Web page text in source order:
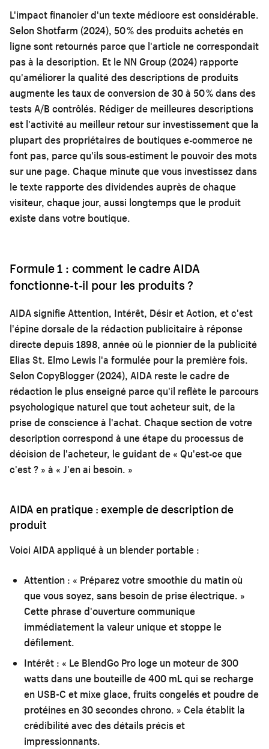
L'impact financier d'un texte médiocre est considérable.
Selon Shotfarm (2024), 50 % des produits achetés en
ligne sont retournés parce que l'article ne correspondait
pas à la description. Et le NN Group (2024) rapporte
qu'améliorer la qualité des descriptions de produits
augmente les taux de conversion de 30 à 50 % dans des
tests A/B contrôlés. Rédiger de meilleures descriptions
est l'activité au meilleur retour sur investissement que la
plupart des propriétaires de boutiques e-commerce ne
font pas, parce qu'ils sous-estiment le pouvoir des mots
sur une page. Chaque minute que vous investissez dans
le texte rapporte des dividendes auprès de chaque
visiteur, chaque jour, aussi longtemps que le produit
existe dans votre boutique.
Formule 1 : comment le cadre AIDA
fonctionne-t-il pour les produits ?
AIDA signifie Attention, Intérêt, Désir et Action, et c'est
l'épine dorsale de la rédaction publicitaire à réponse
directe depuis 1898, année où le pionnier de la publicité
Elias St. Elmo Lewis l'a formulée pour la première fois.
Selon CopyBlogger (2024), AIDA reste le cadre de
rédaction le plus enseigné parce qu'il reflète le parcours
psychologique naturel que tout acheteur suit, de la
prise de conscience à l'achat. Chaque section de votre
description correspond à une étape du processus de
décision de l'acheteur, le guidant de « Qu'est-ce que
c'est ? » à « J'en ai besoin. »
AIDA en pratique : exemple de description de
produit
Voici AIDA appliqué à un blender portable :
Attention : « Préparez votre smoothie du matin où
que vous soyez, sans besoin de prise électrique. »
Cette phrase d'ouverture communique
immédiatement la valeur unique et stoppe le
défilement.
Intérêt : « Le BlendGo Pro loge un moteur de 300
watts dans une bouteille de 400 mL qui se recharge
en USB-C et mixe glace, fruits congelés et poudre de
protéines en 30 secondes chrono. » Cela établit la
crédibilité avec des détails précis et
impressionnants.